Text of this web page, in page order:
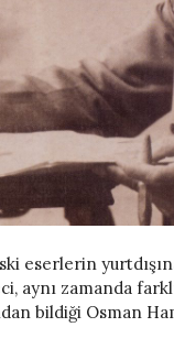
eserlerin
aynı zamanda
bildiği Osman